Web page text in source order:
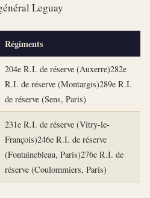
Leguay
Régiments
204e R.I. de réserve (Auxerre)282e
R.I. de réserve (Montargis)289e R.I.
de réserve (Sens, Paris)
231e R.I. de réserve (Vitry-le-
François)246e R.I. de réserve
(Fontainebleau, Paris)276e R.I. de
réserve (Coulommiers, Paris)